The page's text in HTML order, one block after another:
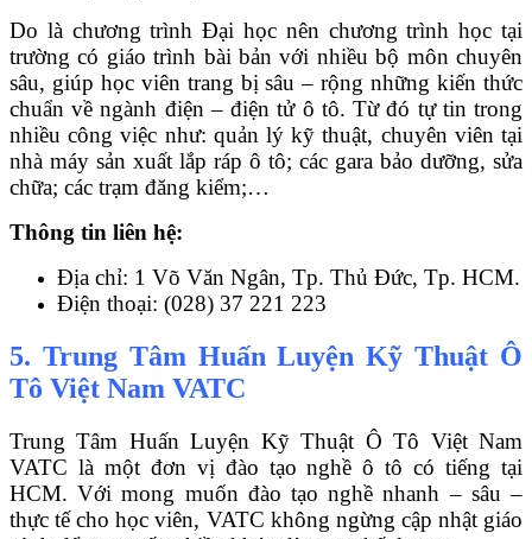
Do là chương trình Đại học nên chương trình học tại
trường có giáo trình bài bản với nhiều bộ môn chuyên
sâu, giúp học viên trang bị sâu – rộng những kiến thức
chuẩn về ngành điện – điện tử ô tô. Từ đó tự tin trong
nhiều công việc như: quản lý kỹ thuật, chuyên viên tại
nhà máy sản xuất lắp ráp ô tô; các gara bảo dưỡng, sửa
chữa; các trạm đăng kiểm;…
Thông tin liên hệ:
Địa chỉ: 1 Võ Văn Ngân, Tp. Thủ Đức, Tp. HCM.
Điện thoại: (028) 37 221 223
5. Trung Tâm Huấn Luyện Kỹ Thuật Ô
Tô Việt Nam VATC
Trung Tâm Huấn Luyện Kỹ Thuật Ô Tô Việt Nam
VATC là một đơn vị đào tạo nghề ô tô có tiếng tại
HCM. Với mong muốn đào tạo nghề nhanh – sâu –
thực tế cho học viên, VATC không ngừng cập nhật giáo